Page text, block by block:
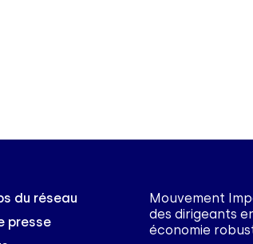
du réseau
presse
Mouvement
des dirigeants
économie